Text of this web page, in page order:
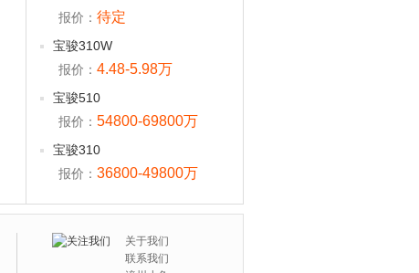
报价： 待定
宝骏310W
报价： 4.48-5.98万
宝骏510
报价： 54800-69800万
宝骏310
报价： 36800-49800万
关于我们
联系我们